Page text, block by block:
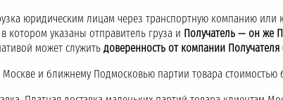
юридическим лицам через транспортную компанию
котором указаны отправитель груза и Получатель — он же
может служить доверенность от компании
и ближнему Подмосковью партии товара стоимостью